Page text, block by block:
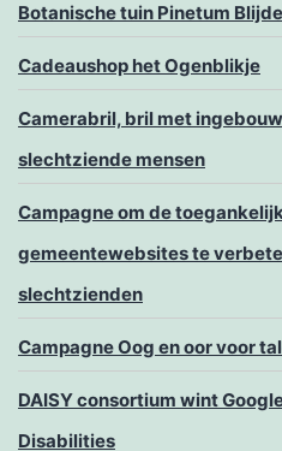
Botanische tuin Pinetum
Cadeaushop het Ogenblikje
Camerabril, bril met
slechtziende mensen
Campagne om de
gemeentewebsites te
slechtzienden
Campagne Oog en oor voor
DAISY consortium wint
Disabilities